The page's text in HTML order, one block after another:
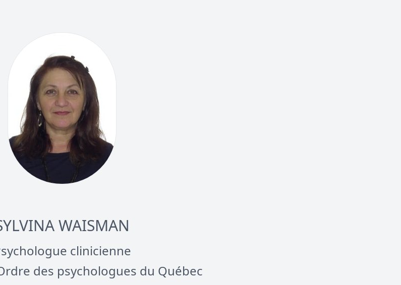
WAISMAN
clinicienne
des psychologues du Québec